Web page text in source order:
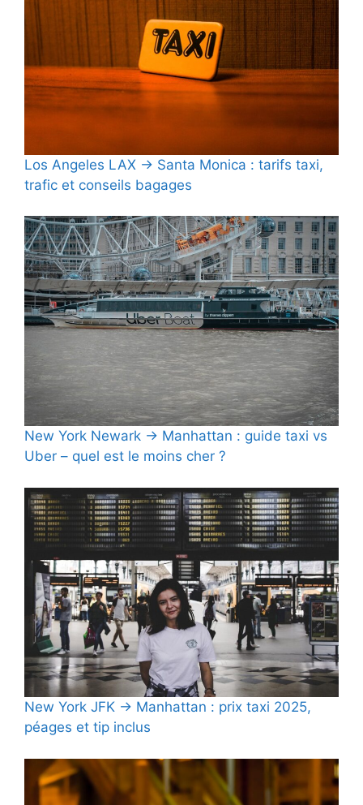
Los Angeles LAX → Santa Monica : tarifs taxi,
trafic et conseils bagages
New York Newark → Manhattan : guide taxi vs
Uber – quel est le moins cher ?
New York JFK → Manhattan : prix taxi 2025,
péages et tip inclus